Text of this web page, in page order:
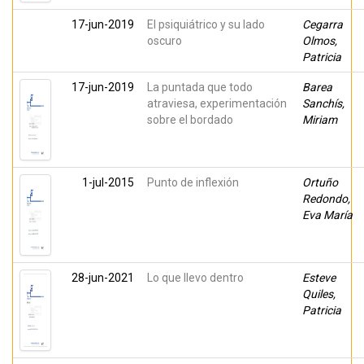
17-jun-2019
El psiquiátrico y su lado
oscuro
Cegarra
Olmos,
Patricia
17-jun-2019
La puntada que todo
atraviesa, experimentación
sobre el bordado
Barea
Sanchís,
Miriam
1-jul-2015 Punto de inflexión
Ortuño
Redondo,
Eva María
28-jun-2021 Lo que llevo dentro
Esteve
Quiles,
Patricia